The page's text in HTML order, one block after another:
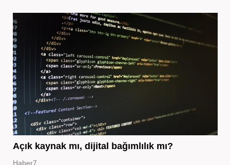
Açık kaynak mı, dijital bağımlılık mı?
Haber7